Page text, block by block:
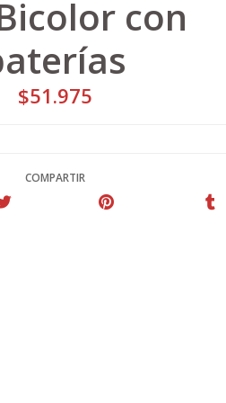
con
$51.975
COMPARTIR